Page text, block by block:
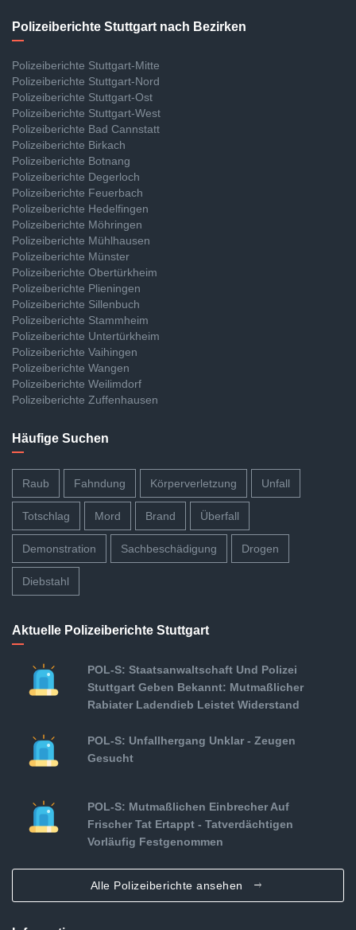
Polizeiberichte Stuttgart nach Bezirken
Polizeiberichte Stuttgart-Mitte
Polizeiberichte Stuttgart-Nord
Polizeiberichte Stuttgart-Ost
Polizeiberichte Stuttgart-West
Polizeiberichte Bad Cannstatt
Polizeiberichte Birkach
Polizeiberichte Botnang
Polizeiberichte Degerloch
Polizeiberichte Feuerbach
Polizeiberichte Hedelfingen
Polizeiberichte Möhringen
Polizeiberichte Mühlhausen
Polizeiberichte Münster
Polizeiberichte Obertürkheim
Polizeiberichte Plieningen
Polizeiberichte Sillenbuch
Polizeiberichte Stammheim
Polizeiberichte Untertürkheim
Polizeiberichte Vaihingen
Polizeiberichte Wangen
Polizeiberichte Weilimdorf
Polizeiberichte Zuffenhausen
Häufige Suchen
Raub Fahndung Körperverletzung Unfall
Totschlag Mord Brand Überfall
Demonstration Sachbeschädigung Drogen
Diebstahl
Aktuelle Polizeiberichte Stuttgart
POL-S: Staatsanwaltschaft Und Polizei
Stuttgart Geben Bekannt: Mutmaßlicher
Rabiater Ladendieb Leistet Widerstand
POL-S: Unfallhergang Unklar - Zeugen
Gesucht
POL-S: Mutmaßlichen Einbrecher Auf
Frischer Tat Ertappt - Tatverdächtigen
Vorläufig Festgenommen
Alle Polizeiberichte ansehen